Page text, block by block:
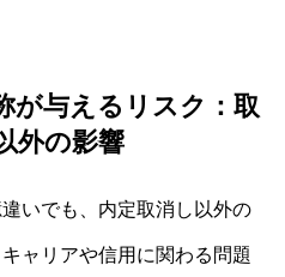
が与えるリスク：取
外の影響
いでも、内定取消し以外の
ャリアや信用に関わる問題